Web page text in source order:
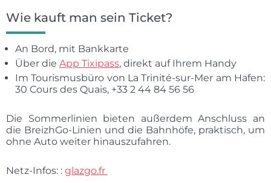
Wie kauft man sein Ticket?
An Bord, mit Bankkarte
Über die App Tixipass, direkt auf Ihrem Handy
Im Tourismusbüro von La Trinité-sur-Mer am Hafen:
30 Cours des Quais, +33 2 44 84 56 56
Die Sommerlinien bieten außerdem Anschluss an
die BreizhGo-Linien und die Bahnhöfe, praktisch, um
ohne Auto weiter hinauszufahren.
Netz-Infos: : glazgo.fr